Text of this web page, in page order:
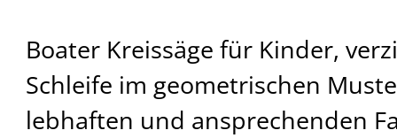
Boater Kreissäge für Kinder,
Schleife im geometrischen
lebhaften und ansprechenden